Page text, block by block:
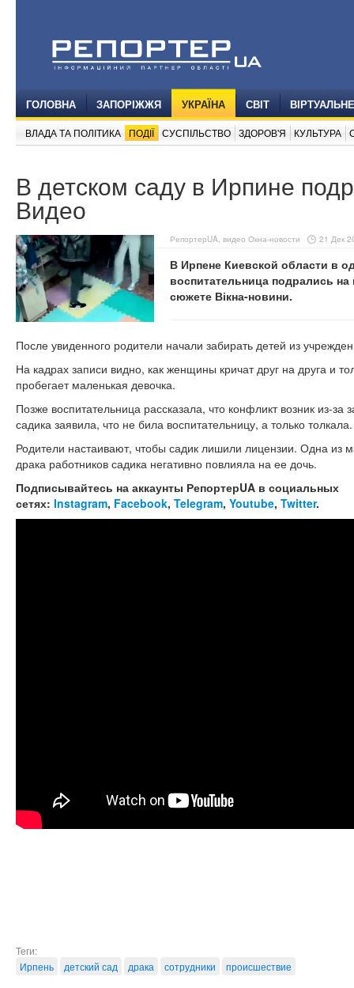
ГОЛОВНА ЗАПОРІЖЖЯ УКРАЇНА СВІТ
ВЛАДА ТА ПОЛІТИКА ПОДІЇ СУСПІЛЬСТВО ЗДОРОВ'Я КУЛЬТУРА
В детском саду в Ирпине
Видео
РепортерUA, видео Окна-новости 21 Дек
В Ирпене Киевской области в
воспитательница подрались
сюжете Вікна-новини.
После увиденного родители начали забирать детей из
На кадрах записи видно, как женщины кричат друг на друга и
пробегает маленькая девочка.
Позже воспитательница рассказала, что конфликт возник из-за
садика заявила, что не била воспитательницу, а только толкала.
Родители настаивают, чтобы садик лишили лицензии. Одна из
драка работников садика негативно повлияла на ее дочь.
Подписывайтесь на аккаунты РепортерUA в социальных
сетях: Instagram, Facebook, Telegram, Youtube, Twitter.
Теги:
Ирпень
детский сад драка сотрудники происшествие